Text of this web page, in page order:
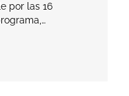
por las 16